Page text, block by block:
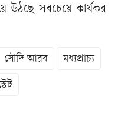
উঠছে সবচেয়ে কার্যকর
সৌদি আরব মধ্যপ্রাচ্য